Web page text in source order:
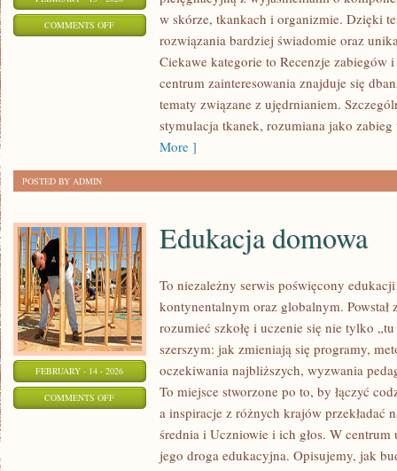
COMMENTS OFFON
KOSMETOLOGIA
ESTETYCZNA
w skórze, tkankach i organizmie. Dzięki
rozwiązania bardziej świadomie oraz
Ciekawe kategorie to Recenzje zabiegów
centrum zainteresowania znajduje się
tematy związane z ujędrnianiem.
stymulacja tkanek, rozumiana jako zabieg
More ]
POSTED BY ADMIN
FEBRUARY - 14 - 2026
COMMENTS OFFON
Edukacja domowa
To niezależny serwis poświęcony
kontynentalnym oraz globalnym. Powstał
rozumieć szkołę i uczenie się nie tylko
szerszym: jak zmieniają się programy,
oczekiwania najbliższych, wyzwania
To miejsce stworzone po to, by łączyć
a inspiracje z różnych krajów przekładać
średnia i Uczniowie i ich głos. W
jego droga edukacyjna. Opisujemy, jak